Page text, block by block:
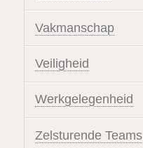
Vakmanschap
Veiligheid
Werkgelegenheid
Zelsturende Teams